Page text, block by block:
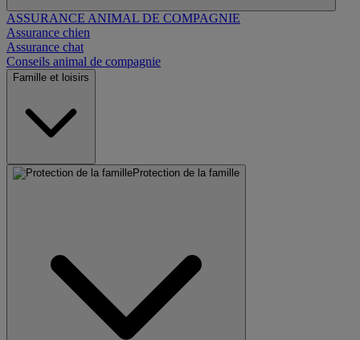
ASSURANCE ANIMAL DE COMPAGNIE
Assurance chien
Assurance chat
Conseils animal de compagnie
Famille et loisirs
Protection de la famille